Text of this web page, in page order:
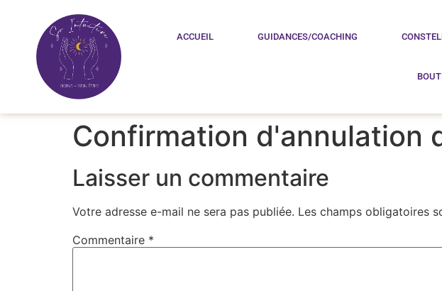
ACCUEIL GUIDANCES/COACHING
Confirmation d'annulation
Laisser un commentaire
Votre adresse e-mail ne sera pas publiée. Les champs obligatoires
Commentaire *